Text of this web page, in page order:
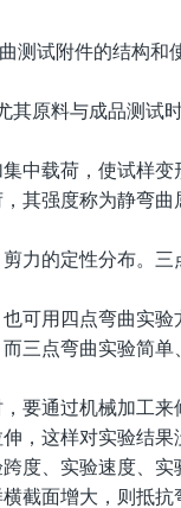
测试附件的结构和
其原料与成品测试
载荷，使试样变
其强度称为静弯曲
力的定性分布。三
用四点弯曲实验
三点弯曲实验简
要通过机械加工来
，这样对实验结果
、实验速度、实
截面增大，则抵抗